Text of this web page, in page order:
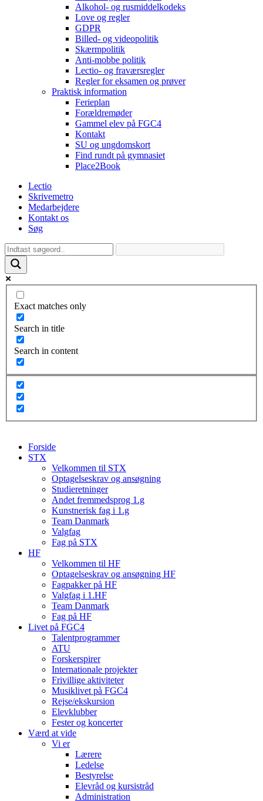
Alkohol- og rusmiddelkodeks
Love og regler
GDPR
Billed- og videopolitik
Skærmpolitik
Anti-mobbe politik
Lectio- og fraværsregler
Regler for eksamen og prøver
Praktisk information
Ferieplan
Forældremøder
Gammel elev på FGC4
Kontakt
SU og ungdomskort
Find rundt på gymnasiet
Place2Book
Lectio
Skrivemetro
Medarbejdere
Kontakt os
Søg
Exact matches only
Search in title
Search in content
Forside
STX
Velkommen til STX
Optagelseskrav og ansøgning
Studieretninger
Andet fremmedsprog 1.g
Kunstnerisk fag i 1.g
Team Danmark
Valgfag
Fag på STX
HF
Velkommen til HF
Optagelseskrav og ansøgning HF
Fagpakker på HF
Valgfag i 1.HF
Team Danmark
Fag på HF
Livet på FGC4
Talentprogrammer
ATU
Forskerspirer
Internationale projekter
Frivillige aktiviteter
Musiklivet på FGC4
Rejse/ekskursion
Elevklubber
Fester og koncerter
Værd at vide
Vi er
Lærere
Ledelse
Bestyrelse
Elevråd og kursistråd
Administration